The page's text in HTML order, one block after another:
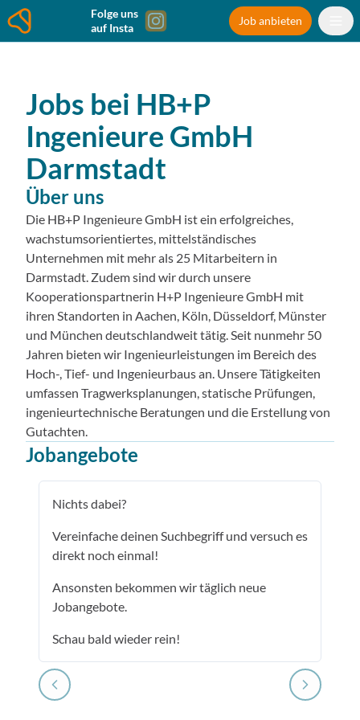
Folge uns
auf Insta
Job anbieten
Jobs bei HB+P
Ingenieure GmbH
Darmstadt
Über uns
Die HB+P Ingenieure GmbH ist ein erfolgreiches,
wachstumsorientiertes, mittelständisches
Unternehmen mit mehr als 25 Mitarbeitern in
Darmstadt. Zudem sind wir durch unsere
Kooperationspartnerin H+P Ingenieure GmbH mit
ihren Standorten in Aachen, Köln, Düsseldorf, Münster
und München deutschlandweit tätig. Seit nunmehr 50
Jahren bieten wir Ingenieurleistungen im Bereich des
Hoch-, Tief- und Ingenieurbaus an. Unsere Tätigkeiten
umfassen Tragwerksplanungen, statische Prüfungen,
ingenieurtechnische Beratungen und die Erstellung von
Gutachten.
Jobangebote
Nichts dabei?
Vereinfache deinen Suchbegriff und versuch es
direkt noch einmal!
Ansonsten bekommen wir täglich neue
Jobangebote.
Schau bald wieder rein!